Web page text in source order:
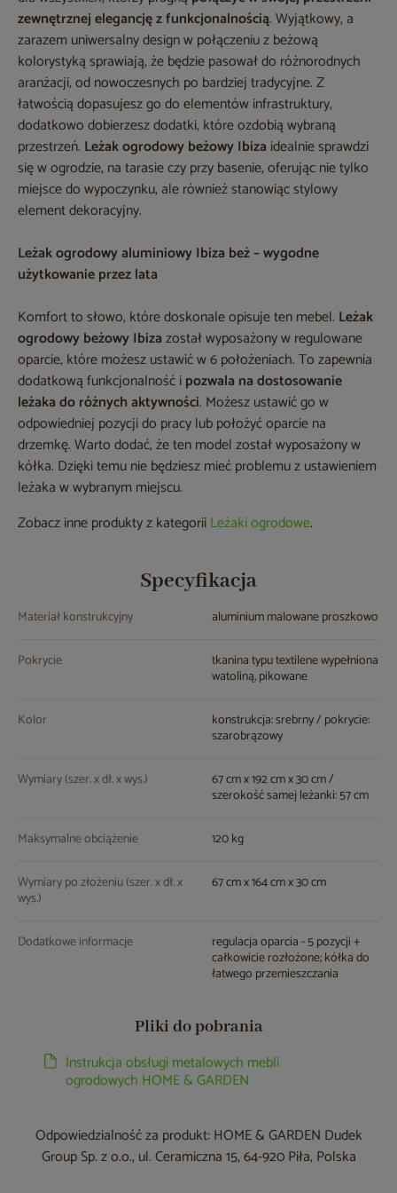
zewnętrznej elegancję z funkcjonalnością. Wyjątkowy, a
zarazem uniwersalny design w połączeniu z beżową
kolorystyką sprawiają, że będzie pasował do różnorodnych
aranżacji, od nowoczesnych po bardziej tradycyjne. Z
łatwością dopasujesz go do elementów infrastruktury,
dodatkowo dobierzesz dodatki, które ozdobią wybraną
przestrzeń. Leżak ogrodowy beżowy Ibiza idealnie sprawdzi
się w ogrodzie, na tarasie czy przy basenie, oferując nie tylko
miejsce do wypoczynku, ale również stanowiąc stylowy
element dekoracyjny.
Leżak ogrodowy aluminiowy Ibiza beż – wygodne
użytkowanie przez lata
Komfort to słowo, które doskonale opisuje ten mebel. Leżak
ogrodowy beżowy Ibizazostał wyposażony w regulowane
oparcie, które możesz ustawić w 6 położeniach. To zapewnia
dodatkową funkcjonalność ipozwala na dostosowanie
leżaka do różnych aktywności. Możesz ustawić go w
odpowiedniej pozycji do pracy lub położyć oparcie na
drzemkę. Warto dodać, że ten model został wyposażony w
kółka. Dzięki temu nie będziesz mieć problemu z ustawieniem
leżaka w wybranym miejscu.
Zobacz inne produkty z kategoriiLeżaki ogrodowe.
Specyfikacja
Materiał konstrukcyjny aluminium malowane proszkowo
Pokrycie tkanina typu textilene wypełniona
watoliną, pikowane
Kolor konstrukcja: srebrny / pokrycie:
szarobrązowy
Wymiary (szer. x dł. x wys.) 67 cm x 192 cm x 30 cm /
szerokość samej leżanki: 57 cm
Maksymalne obciążenie 120 kg
Wymiary po złożeniu (szer. x dł. x
wys.)
67 cm x 164 cm x 30 cm
Dodatkowe informacje regulacja oparcia - 5 pozycji +
całkowicie rozłożone; kółka do
łatwego przemieszczania
Pliki do pobrania
Instrukcja obsługi metalowych mebli
ogrodowych HOME & GARDEN
Odpowiedzialność za produkt: HOME & GARDEN Dudek
Group Sp. z o.o., ul. Ceramiczna 15, 64-920 Piła, Polska